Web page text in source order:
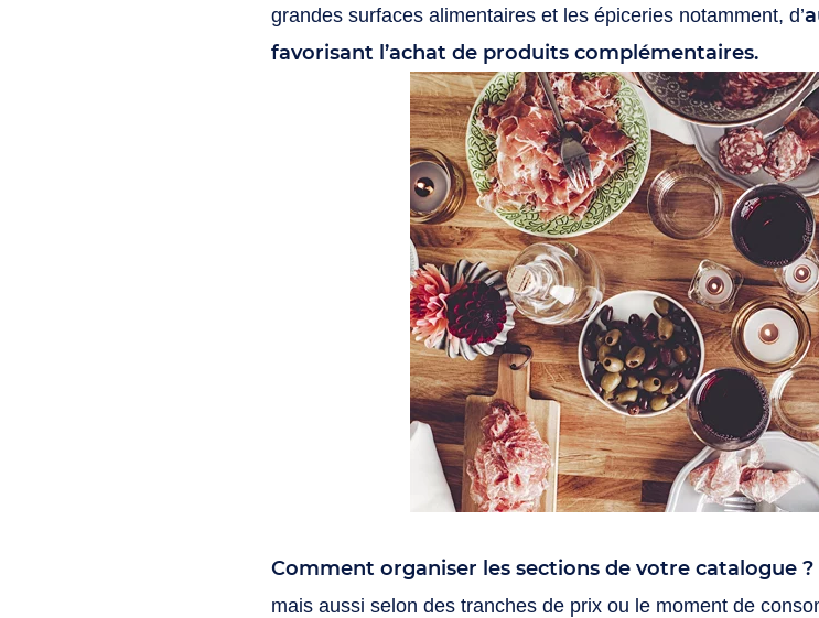
grandes surfaces alimentaires et les épiceries notamment, d’
favorisant l’achat de produits complémentaires.
Comment organiser les sections de votre catalogue ?
mais aussi selon des tranches de prix ou le moment de